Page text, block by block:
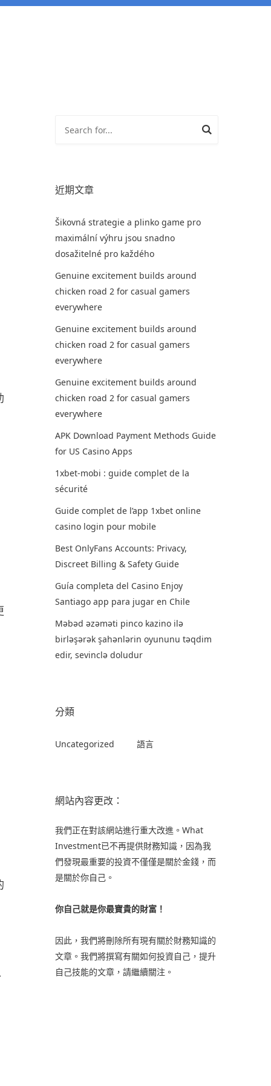
近期文章
Šikovná strategie a plinko game pro
maximální výhru jsou snadno
dosažitelné pro každého
Genuine excitement builds around
chicken road 2 for casual gamers
everywhere
Genuine excitement builds around
chicken road 2 for casual gamers
everywhere
Genuine excitement builds around
chicken road 2 for casual gamers
everywhere
APK Download Payment Methods Guide
for US Casino Apps
1xbet-mobi : guide complet de la
sécurité
Guide complet de l’app 1xbet online
casino login pour mobile
Best OnlyFans Accounts: Privacy,
Discreet Billing & Safety Guide
Guía completa del Casino Enjoy
Santiago app para jugar en Chile
Məbəd əzəməti pinco kazino ilə
birləşərək şahənlərin oyununu təqdim
edir, sevinclə doludur
分類
Uncategorized 語言
網站內容更改：
我們正在對該網站進行重大改進。What
Investment已不再提供財務知識，因為我
們發現最重要的投資不僅僅是關於金錢，而
是關於你自己。
你自己就是你最寶貴的財富！
因此，我們將刪除所有現有關於財務知識的
文章。我們將撰寫有關如何投資自己，提升
自己技能的文章，請繼續關注。